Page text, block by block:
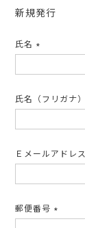
新規発行
氏名
須)
氏名（フリガナ）
Ｅメールアドレス
郵便番号